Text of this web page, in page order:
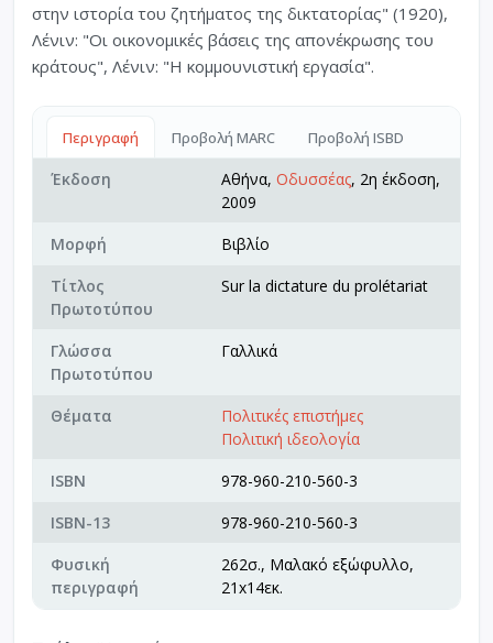
στην ιστορία του ζητήματος της δικτατορίας" (1920),
Λένιν: "Οι οικονομικές βάσεις της απονέκρωσης του
κράτους", Λένιν: "Η κομμουνιστική εργασία".
Περιγραφή Προβολή MARC Προβολή ISBD
Έκδοση Αθήνα, Οδυσσέας, 2η έκδοση,
2009
Μορφή
Βιβλίο
Τίτλος
Πρωτοτύπου
Sur la dictature du prolétariat
Γλώσσα
Πρωτοτύπου
Γαλλικά
Θέματα
Πολιτικές επιστήμες
Πολιτική ιδεολογία
ISBN
978-960-210-560-3
ISBN-13
978-960-210-560-3
Φυσική
περιγραφή
262σ., Μαλακό εξώφυλλο,
21x14εκ.